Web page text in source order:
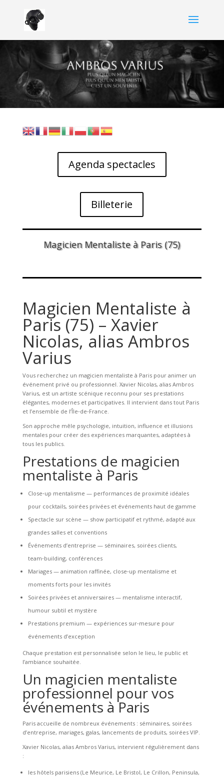
Agenda spectacles
Billeterie
Magicien Mentaliste à Paris (75)
Magicien Mentaliste à
Paris (75) – Xavier
Nicolas, alias Ambros
Varius
Vous recherchez un magicien mentaliste à Paris pour animer un
événement privé ou professionnel. Xavier Nicolas, alias Ambros
Varius, est un artiste scénique reconnu pour ses prestations
élégantes, modernes et participatives. Il intervient dans tout Paris
et l’ensemble de l’Île‑de‑France.
Son approche mêle psychologie, intuition, influence et illusions
mentales pour créer des expériences marquantes, adaptées à
tous les publics.
Prestations de magicien
mentaliste à Paris
Close‑up mentalisme — performances de proximité idéales
pour cocktails, soirées privées et événements haut de gamme
Spectacle sur scène — show participatif et rythmé, adapté aux
grandes salles et conventions
Événements d’entreprise — séminaires, soirées clients,
team‑building, conférences
Mariages— animation raffinée, close‑up mentalisme et
moments forts pour les invités
Soirées privées et anniversaires— mentalisme interactif,
humour subtil et mystère
Prestations premium — expériences sur‑mesure pour
événements d’exception
Chaque prestation est personnalisée selon le lieu, le public et
l’ambiance souhaitée.
Un magicien mentaliste
professionnel pour vos
événements à Paris
Paris accueille de nombreux événements : séminaires, soirées
d’entreprise, mariages, galas, lancements de produits, soirées VIP.
Xavier Nicolas, alias Ambros Varius, intervient régulièrement dans
:
les hôtels parisiens (Le Meurice, Le Bristol, Le Crillon, Peninsula,